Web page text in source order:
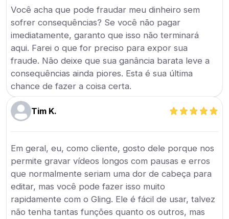
Você acha que pode fraudar meu dinheiro sem
sofrer consequências? Se você não pagar
imediatamente, garanto que isso não terminará
aqui. Farei o que for preciso para expor sua
fraude. Não deixe que sua ganância barata leve a
consequências ainda piores. Esta é sua última
chance de fazer a coisa certa.
Tim K.
Em geral, eu, como cliente, gosto dele porque nos
permite gravar vídeos longos com pausas e erros
que normalmente seriam uma dor de cabeça para
editar, mas você pode fazer isso muito
rapidamente com o Gling. Ele é fácil de usar, talvez
não tenha tantas funções quanto os outros, mas